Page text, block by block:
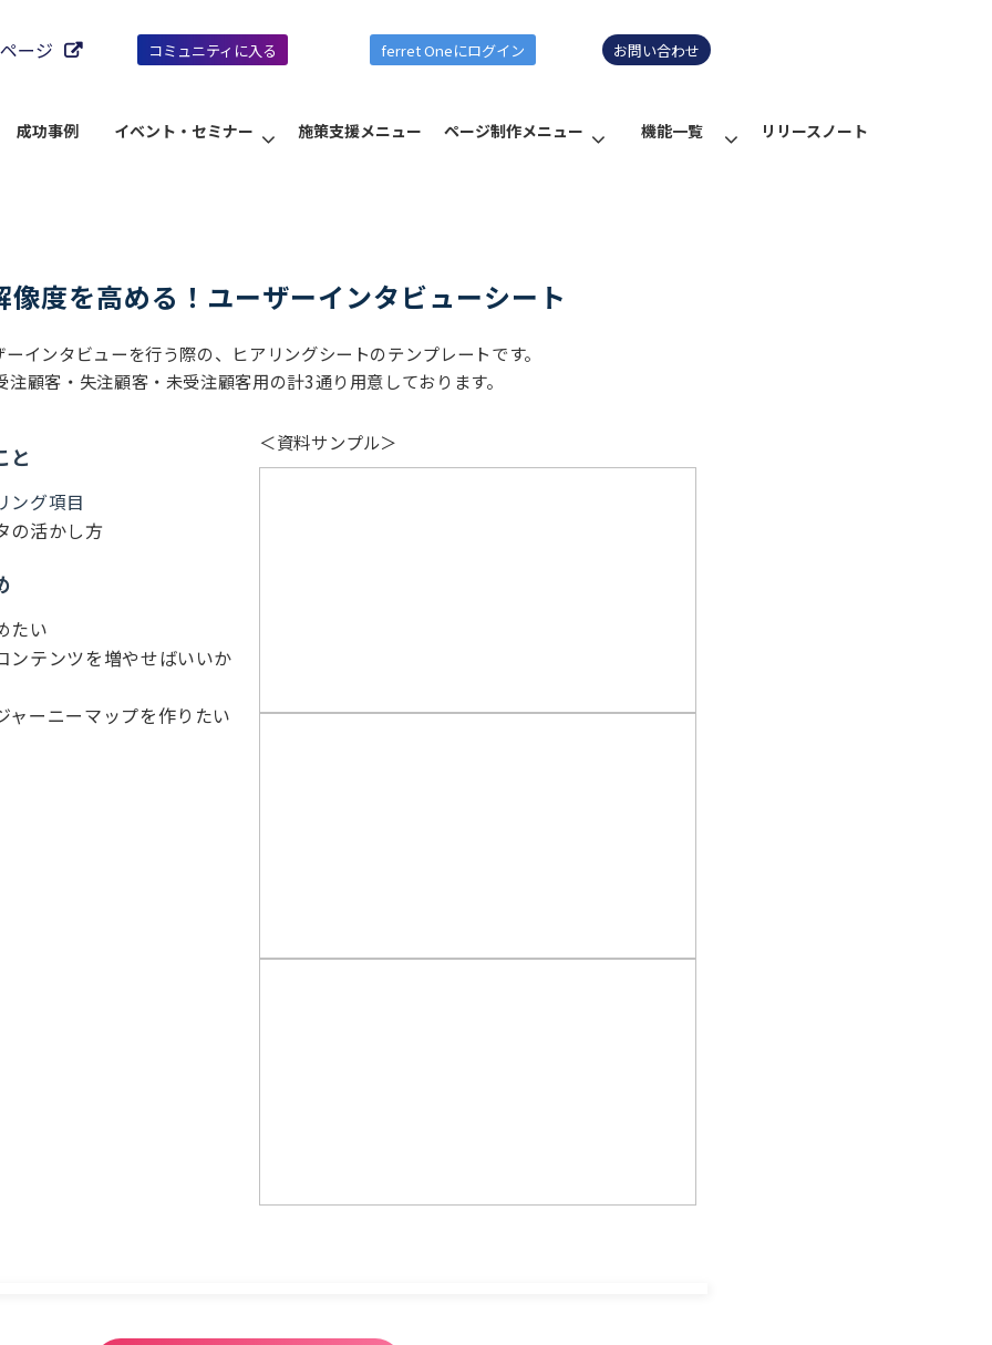
ージ コミュニティに入る ferret Oneにログイン お問い合わせ
成功事例 イベント・セミナー 施策支援メニュー ページ制作メニュー 機能一覧 リリースノート
像度を高める！ユーザーインタビューシート
ーインタビューを行う際の、ヒアリングシートのテンプレートです。
注顧客・失注顧客・未受注顧客用の計3通り用意しております。
と
ング項目
の活かし方
たい
ンテンツを増やせばいいか
ャーニーマップを作りたい
＜資料サンプル＞